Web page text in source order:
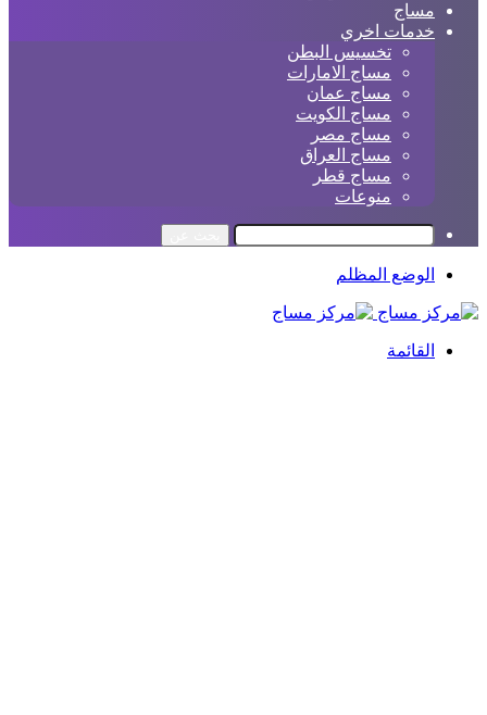
مساج
خدمات اخري
تخسيس البطن
مساج الامارات
مساج عمان
مساج الكويت
مساج مصر
مساج العراق
مساج قطر
منوعات
الوضع المظلم
القائمة